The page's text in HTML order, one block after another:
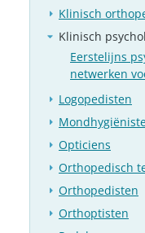
Klinisch
Klinisch
Eerstelijns
netwerken
Logopedisten
Opticiens
Orthopedisch
Orthopedisten
Orthoptisten